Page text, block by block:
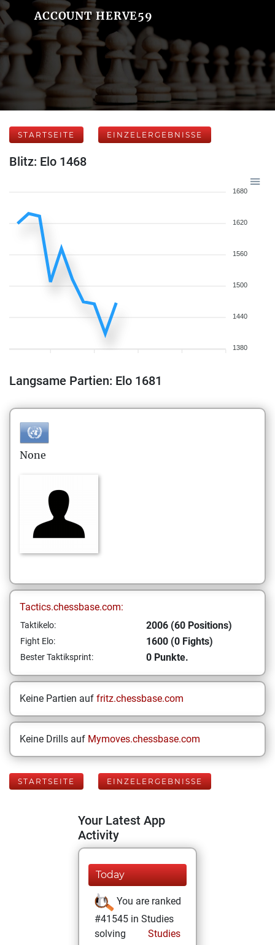
ACCOUNT HERVE59
STARTSEITE EINZELERGEBNISSE
Blitz: Elo 1468
1680
1620
1560
1500
1440
1380
Langsame Partien: Elo 1681
None
Tactics.chessbase.com:
Taktikelo: 2006 (60 Positions)
Fight Elo: 1600 (0 Fights)
Bester Taktiksprint: 0 Punkte.
Keine Partien auf fritz.chessbase.com
Keine Drills auf Mymoves.chessbase.com
STARTSEITE EINZELERGEBNISSE
Your Latest App
Activity
Today
You are ranked
#41545 in Studies
solving
Studies